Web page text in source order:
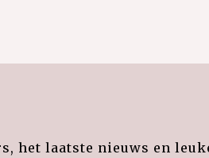
het laatste nieuws en